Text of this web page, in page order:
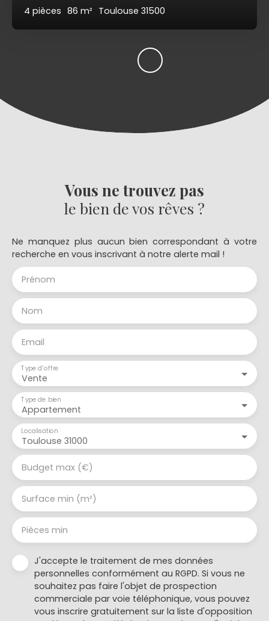
4 pièces 86 m² Toulouse 31500
Vous ne trouvez pas
le bien de vos rêves ?
Ne manquez plus aucun bien correspondant à votre
recherche en vous inscrivant à notre alerte mail !
Prénom
Nom
Email
Vente
Type d'offre
Appartement
Type de bien
Toulouse 31000
Localisation
Budget max (€)
Surface min (m²)
Pièces min
J'accepte le traitement de mes données
personnelles conformément au RGPD. Si vous ne
souhaitez pas faire l'objet de prospection
commerciale par voie téléphonique, vous pouvez
vous inscrire gratuitement sur la liste d'opposition